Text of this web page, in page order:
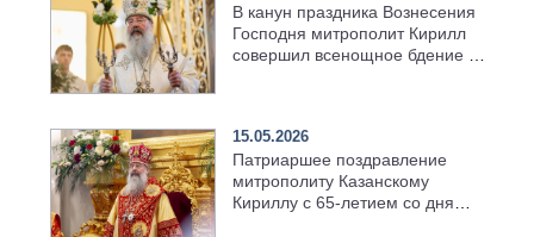
В канун праздника Вознесения
Господня митрополит Кирилл
совершил всенощное бдение в
15.05.2026
Патриаршее поздравление
митрополиту Казанскому
Кириллу с 65-летием со дня